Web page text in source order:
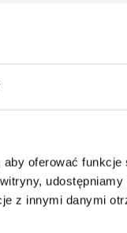
oferować funkcje
udostępniamy
z innymi danymi
mm